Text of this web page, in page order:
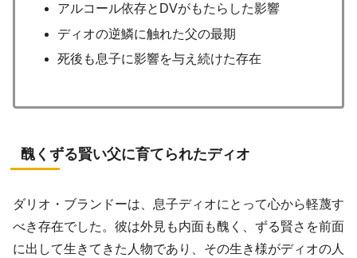
アルコール依存とDVがもたらした影響
ディオの逆鱗に触れた父の最期
死後も息子に影響を与え続けた存在
醜くずる賢い父に育てられたディオ
ダリオ・ブランドーは、息子ディオにとって心から軽蔑す
べき存在でした。彼は外見も内面も醜く、ずる賢さを前面
に出して生きてきた人物であり、その生き様がディオの人